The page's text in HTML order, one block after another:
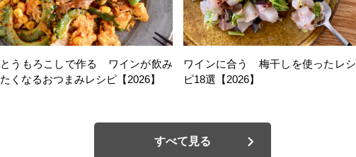
とうもろこしで作る ワインが飲み
たくなるおつまみレシピ【2026】
ワインに合う 梅干しを使ったレシ
ピ18選【2026】
すべて見る